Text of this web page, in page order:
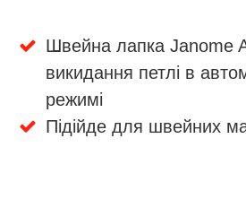
Швейна лапка Janome
викидання петлі в
режимі
Підійде для швейних